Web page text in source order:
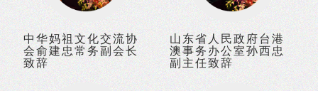
1988年全国政协副主席杨静仁参观显应宫
中华妈祖文化交流协
会俞建忠常务副会长
致辞
山东省人民政府台港
澳事务办公室孙西忠
副主任致辞